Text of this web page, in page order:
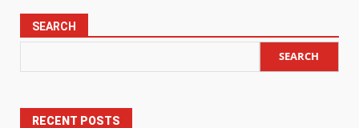
SEARCH
SEARCH
RECENT POSTS